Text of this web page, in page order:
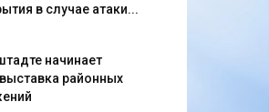
в случае атаки...
начинает
районных